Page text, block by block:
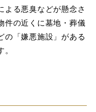
よる悪臭などが懸念さ
件の近くに墓地・葬儀
の「嫌悪施設」がある